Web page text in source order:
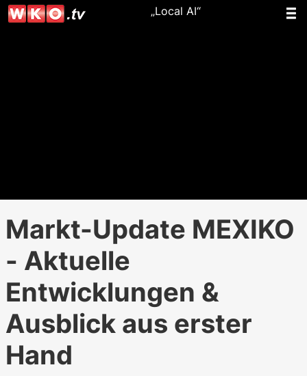
„Local AI“
Markt-Update MEXIKO
- Aktuelle
Entwicklungen &
Ausblick aus erster
Hand